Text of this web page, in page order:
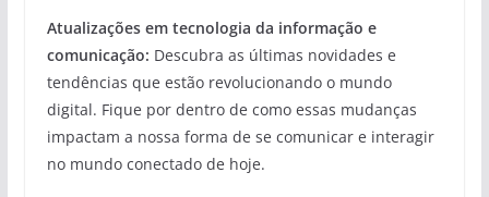
Atualizações em tecnologia da informação e
comunicação: Descubra as últimas novidades e
tendências que estão revolucionando o mundo
digital. Fique por dentro de como essas mudanças
impactam a nossa forma de se comunicar e interagir
no mundo conectado de hoje.